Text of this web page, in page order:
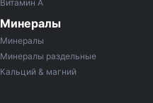
Витамин A
Минералы
Минералы
Минералы раздельные
Кальций & магний